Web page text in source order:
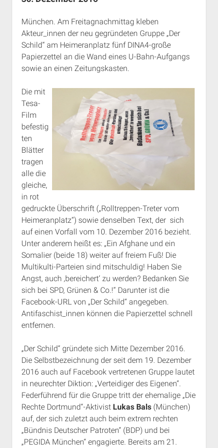
RSS-Feeds, Twitter & Facebook
Bibliothek
Kontakt & PGP-Key
München. Am Freitagnachmittag kleben
Akteur_innen der neu gegründeten Gruppe „Der
Schild“ am Heimeranplatz fünf DINA4-große
Papierzettel an die Wand eines U-Bahn-Aufgangs
sowie an einen Zeitungskasten.
Die mit
Tesa-
Film
befestig
ten
Blätter
tragen
alle die
gleiche,
in rot
gedruckte Überschrift („Rolltreppen-Treter vom
Heimeranplatz“) sowie denselben Text, der sich
auf einen Vorfall vom 10. Dezember 2016 bezieht.
Unter anderem heißt es: „Ein Afghane und ein
Somalier (beide 18) weiter auf freiem Fuß! Die
Multikulti-Parteien sind mitschuldig! Haben Sie
Angst, auch ‚bereichert‘ zu werden? Bedanken Sie
sich bei SPD, Grünen & Co.!“ Darunter ist die
Facebook-URL von „Der Schild“ angegeben.
Antifaschist_innen können die Papierzettel schnell
entfernen.
„Der Schild“ gründete sich Mitte Dezember 2016.
Die Selbstbezeichnung der seit dem 19. Dezember
2016 auch auf Facebook vertretenen Gruppe lautet
in neurechter Diktion: „Verteidiger des Eigenen“.
Federführend für die Gruppe tritt der ehemalige „Die
Rechte Dortmund“-AktivistLukas Bals(München)
auf, der sich zuletzt auch beim extrem rechten
„Bündnis Deutscher Patroten“ (BDP) und bei
„PEGIDA München“ engagierte. Bereits am 21.